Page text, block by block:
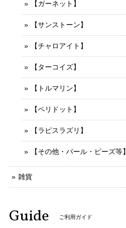
【ガーネット】
【サンストーン】
【チャロアイト】
【ターコイズ】
【トルマリン】
【ペリドット】
【ラピスラズリ】
【その他・パール・ビーズ等】
雑貨
Guide ご利用ガイド